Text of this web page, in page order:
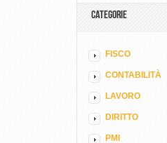
CATEGORIE
FISCO
CONTABILITÀ
LAVORO
DIRITTO
PMI